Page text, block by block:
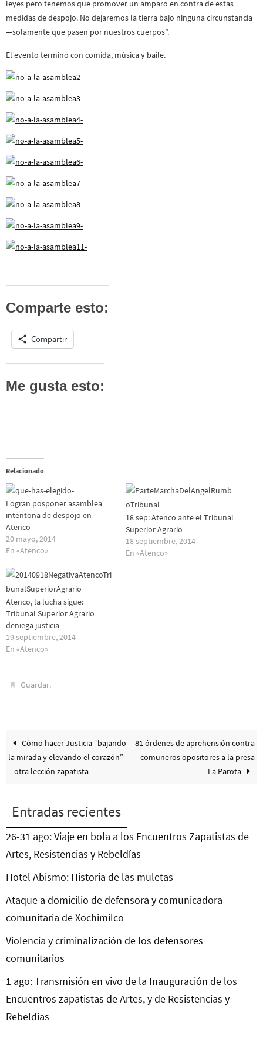
leyes pero tenemos que promover un amparo en contra de estas
medidas de despojo. No dejaremos la tierra bajo ninguna circunstancia
—solamente que pasen por nuestros cuerpos”.
El evento terminó con comida, música y baile.
Comparte esto:
Compartir
Me gusta esto:
Relacionado
Logran posponer asamblea
intentona de despojo en
Atenco
20 mayo, 2014
En «Atenco»
18 sep: Atenco ante el Tribunal
Superior Agrario
18 septiembre, 2014
En «Atenco»
Atenco, la lucha sigue:
Tribunal Superior Agrario
deniega justicia
19 septiembre, 2014
En «Atenco»
Guardar.
Cómo hacer Justicia “bajando
la mirada y elevando el corazón”
– otra lección zapatista
81 órdenes de aprehensión contra
comuneros opositores a la presa
La Parota
Entradas recientes
26-31 ago: Viaje en bola a los Encuentros Zapatistas de
Artes, Resistencias y Rebeldías
Hotel Abismo: Historia de las muletas
Ataque a domicilio de defensora y comunicadora
comunitaria de Xochimilco
Violencia y criminalización de los defensores
comunitarios
1 ago: Transmisión en vivo de la Inauguración de los
Encuentros zapatistas de Artes, y de Resistencias y
Rebeldías